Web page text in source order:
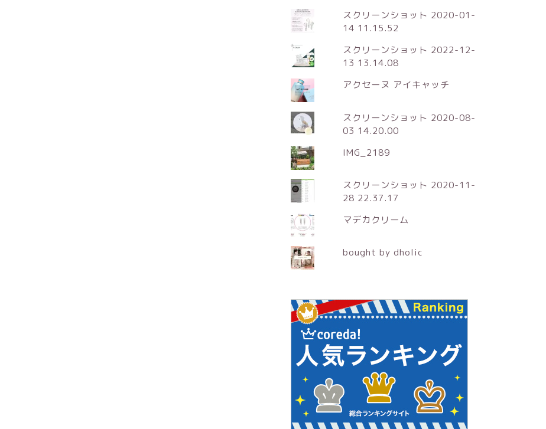
スクリーンショット 2020-01-
14 11.15.52
スクリーンショット 2022-12-
13 13.14.08
アクセーヌ アイキャッチ
スクリーンショット 2020-08-
03 14.20.00
IMG_2189
スクリーンショット 2020-11-
28 22.37.17
マデカクリーム
bought by dholic